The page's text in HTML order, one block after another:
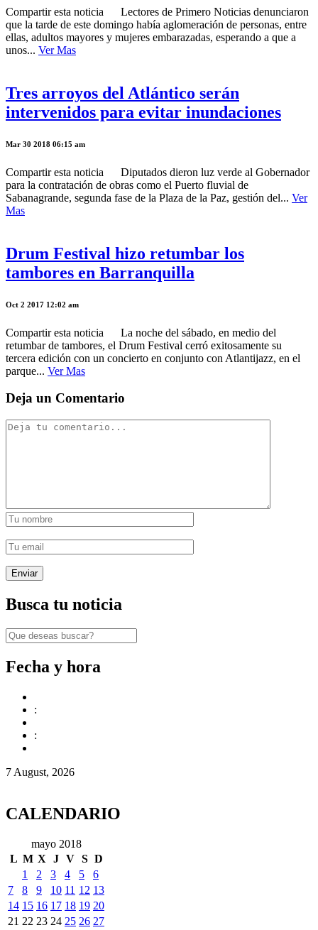
Compartir esta noticia Lectores de Primero Noticias denunciaron
que la tarde de este domingo había aglomeración de personas, entre
ellas, adultos mayores y mujeres embarazadas, esperando a que a
unos... Ver Mas
Tres arroyos del Atlántico serán
intervenidos para evitar inundaciones
Mar 30 2018 06:15 am
Compartir esta noticia Diputados dieron luz verde al Gobernador
para la contratación de obras como el Puerto fluvial de
Sabanagrande, segunda fase de la Plaza de la Paz, gestión del... Ver
Mas
Drum Festival hizo retumbar los
tambores en Barranquilla
Oct 2 2017 12:02 am
Compartir esta noticia La noche del sábado, en medio del
retumbar de tambores, el Drum Festival cerró exitosamente su
tercera edición con un concierto en conjunto con Atlantijazz, en el
parque... Ver Mas
Deja un Comentario
Busca tu noticia
Fecha y hora
:
:
7 August, 2026
CALENDARIO
mayo 2018
L M X J V S D
1
2 3 4 5
6
7
8 9 10 11 12 13
14 15 16 17 18 19 20
21 22 23 24 25 26 27